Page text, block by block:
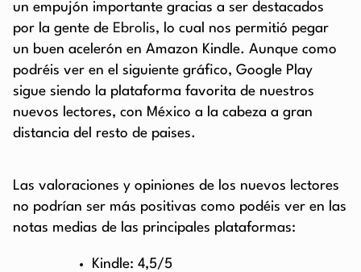
un empujón importante gracias a ser destacados
por la gente de Ebrolis, lo cual nos permitió pegar
un buen acelerón en Amazon Kindle. Aunque como
podréis ver en el siguiente gráfico, Google Play
sigue siendo la plataforma favorita de nuestros
nuevos lectores, con México a la cabeza a gran
distancia del resto de paises.
Las valoraciones y opiniones de los nuevos lectores
no podrían ser más positivas como podéis ver en las
notas medias de las principales plataformas:
Kindle: 4,5/5